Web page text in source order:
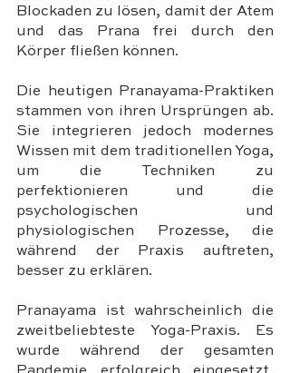
Blockaden zu lösen, damit der Atem
und das Prana frei durch den
Körper fließen können.
Die heutigen Pranayama-Praktiken
stammen von ihren Ursprüngen ab.
Sie integrieren jedoch modernes
Wissen mit dem traditionellen Yoga,
um die Techniken zu
perfektionieren und die
psychologischen und
physiologischen Prozesse, die
während der Praxis auftreten,
besser zu erklären.
Pranayama ist wahrscheinlich die
zweitbeliebteste Yoga-Praxis. Es
wurde während der gesamten